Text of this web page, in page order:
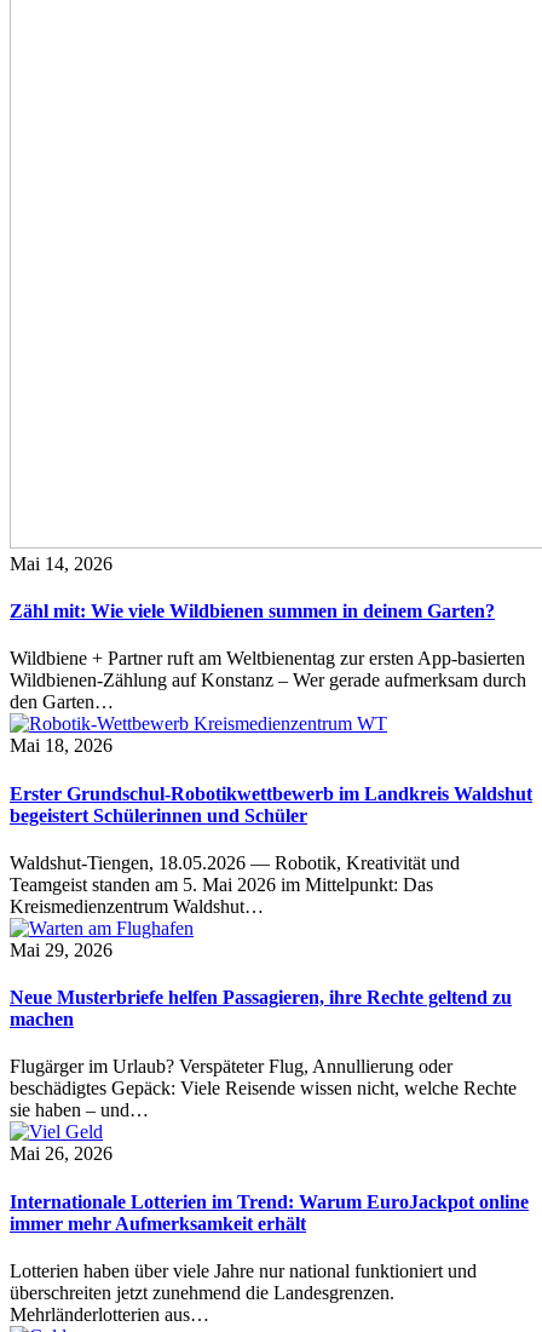
Mai 14, 2026
Zähl mit: Wie viele Wildbienen summen in deinem Garten?
Wildbiene + Partner ruft am Weltbienentag zur ersten App-basierten
Wildbienen-Zählung auf Konstanz – Wer gerade aufmerksam durch
den Garten…
Mai 18, 2026
Erster Grundschul-Robotikwettbewerb im Landkreis Waldshut
begeistert Schülerinnen und Schüler
Waldshut-Tiengen, 18.05.2026 — Robotik, Kreativität und
Teamgeist standen am 5. Mai 2026 im Mittelpunkt: Das
Kreismedienzentrum Waldshut…
Mai 29, 2026
Neue Musterbriefe helfen Passagieren, ihre Rechte geltend zu
machen
Flugärger im Urlaub? Verspäteter Flug, Annullierung oder
beschädigtes Gepäck: Viele Reisende wissen nicht, welche Rechte
sie haben – und…
Mai 26, 2026
Internationale Lotterien im Trend: Warum EuroJackpot online
immer mehr Aufmerksamkeit erhält
Lotterien haben über viele Jahre nur national funktioniert und
überschreiten jetzt zunehmend die Landesgrenzen.
Mehrländerlotterien aus…